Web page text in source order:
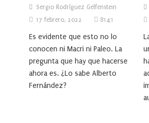
Sergio Rodríguez Gelfenstein
17 febrero, 2022
8141
Es evidente que esto no lo
conocen ni Macri ni Paleo. La
pregunta que hay que hacerse
ahora es. ¿Lo sabe Alberto
Fernández?